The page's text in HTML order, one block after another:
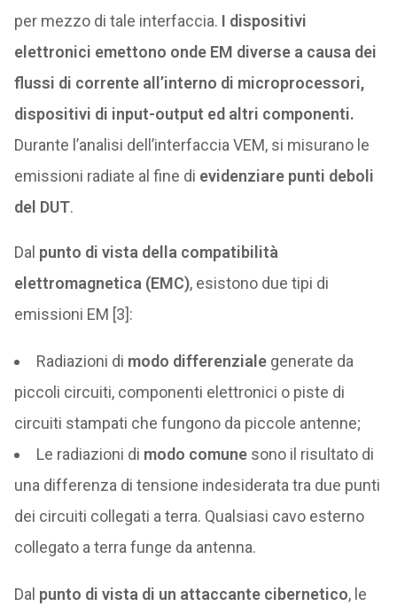
per mezzo di tale interfaccia. I dispositivi
elettronici emettono onde EM diverse a causa dei
flussi di corrente all’interno di microprocessori,
dispositivi di input-output ed altri componenti.
Durante l’analisi dell’interfaccia VEM, si misurano le
emissioni radiate al fine di evidenziare punti deboli
del DUT.
Dal punto di vista della compatibilità
elettromagnetica (EMC), esistono due tipi di
emissioni EM [3]:
Radiazioni di modo differenzialegenerate da
piccoli circuiti, componenti elettronici o piste di
circuiti stampati che fungono da piccole antenne;
Le radiazioni di modo comunesono il risultato di
una differenza di tensione indesiderata tra due punti
dei circuiti collegati a terra. Qualsiasi cavo esterno
collegato a terra funge da antenna.
Dal punto di vista di un attaccante cibernetico, le